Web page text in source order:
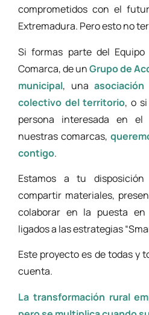
comprometidos con el
Extremadura. Pero esto no
Si formas parte del
Comarca, de unGrupo de
municipal, una
colectivo del territorio, o
persona interesada en el
nuestras comarcas,
contigo.
Estamos a tu
compartir materiales,
colaborar en la puesta
ligados a las estrategias
Este proyecto es de todas y
cuenta.
La transformación rural